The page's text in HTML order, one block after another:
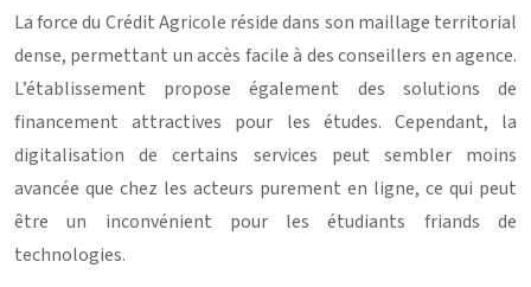
La force du Crédit Agricole réside dans son maillage territorial
dense, permettant un accès facile à des conseillers en agence.
L’établissement propose également des solutions de
financement attractives pour les études. Cependant, la
digitalisation de certains services peut sembler moins
avancée que chez les acteurs purement en ligne, ce qui peut
être un inconvénient pour les étudiants friands de
technologies.